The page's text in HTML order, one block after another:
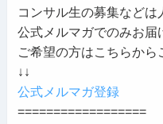
コンサル生の募集など
公式メルマガでのみお届
ご希望の方はこちらから
↓↓
公式メルマガ登録
==================